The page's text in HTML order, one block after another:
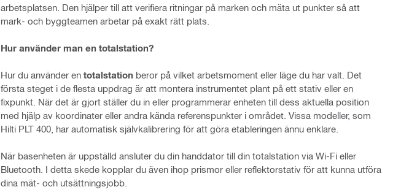
arbetsplatsen. Den hjälper till att verifiera ritningar på marken och mäta ut punkter så att
mark- och byggteamen arbetar på exakt rätt plats.
Hur använder man en totalstation?
Hur du använder en totalstation beror på vilket arbetsmoment eller läge du har valt. Det
första steget i de flesta uppdrag är att montera instrumentet plant på ett stativ eller en
fixpunkt. När det är gjort ställer du in eller programmerar enheten till dess aktuella position
med hjälp av koordinater eller andra kända referenspunkter i området. Vissa modeller, som
Hilti PLT 400, har automatisk självkalibrering för att göra etableringen ännu enklare.
När basenheten är uppställd ansluter du din handdator till din totalstation via Wi-Fi eller
Bluetooth. I detta skede kopplar du även ihop prismor eller reflektorstativ för att kunna utföra
dina mät- och utsättningsjobb.